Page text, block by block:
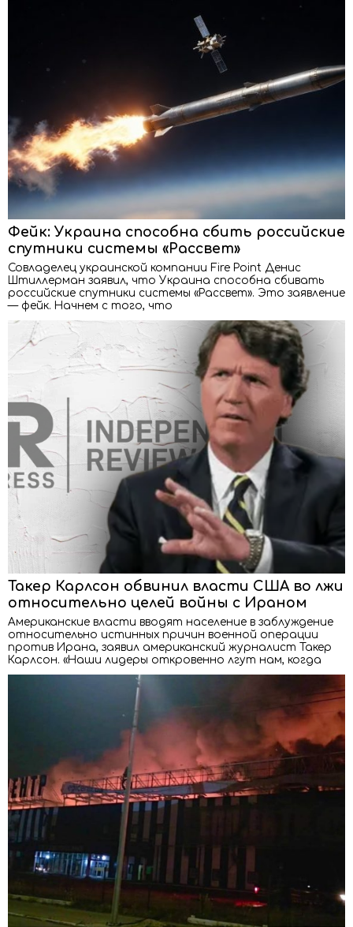
Фейк: Украина способна сбить российские
спутники системы «Рассвет»
Совладелец украинской компании Fire Point Денис
Штиллерман заявил, что Украина способна сбивать
российские спутники системы «Рассвет». Это заявление
— фейк. Начнем с того, что
Такер Карлсон обвинил власти США во лжи
относительно целей войны с Ираном
Американские власти вводят население в заблуждение
относительно истинных причин военной операции
против Ирана, заявил американский журналист Такер
Карлсон. «Наши лидеры откровенно лгут нам, когда